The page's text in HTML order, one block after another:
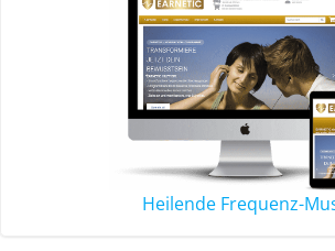
Heilende Frequenz-